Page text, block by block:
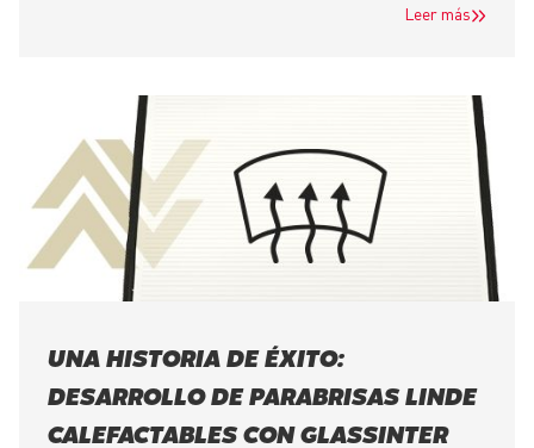
Leer más
UNA HISTORIA DE ÉXITO:
DESARROLLO DE PARABRISAS LINDE
CALEFACTABLES CON GLASSINTER